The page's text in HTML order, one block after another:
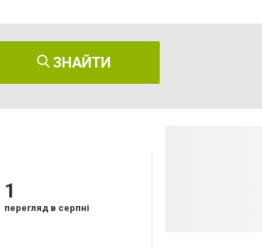
ЗНАЙТИ
1
перегляд в серпні